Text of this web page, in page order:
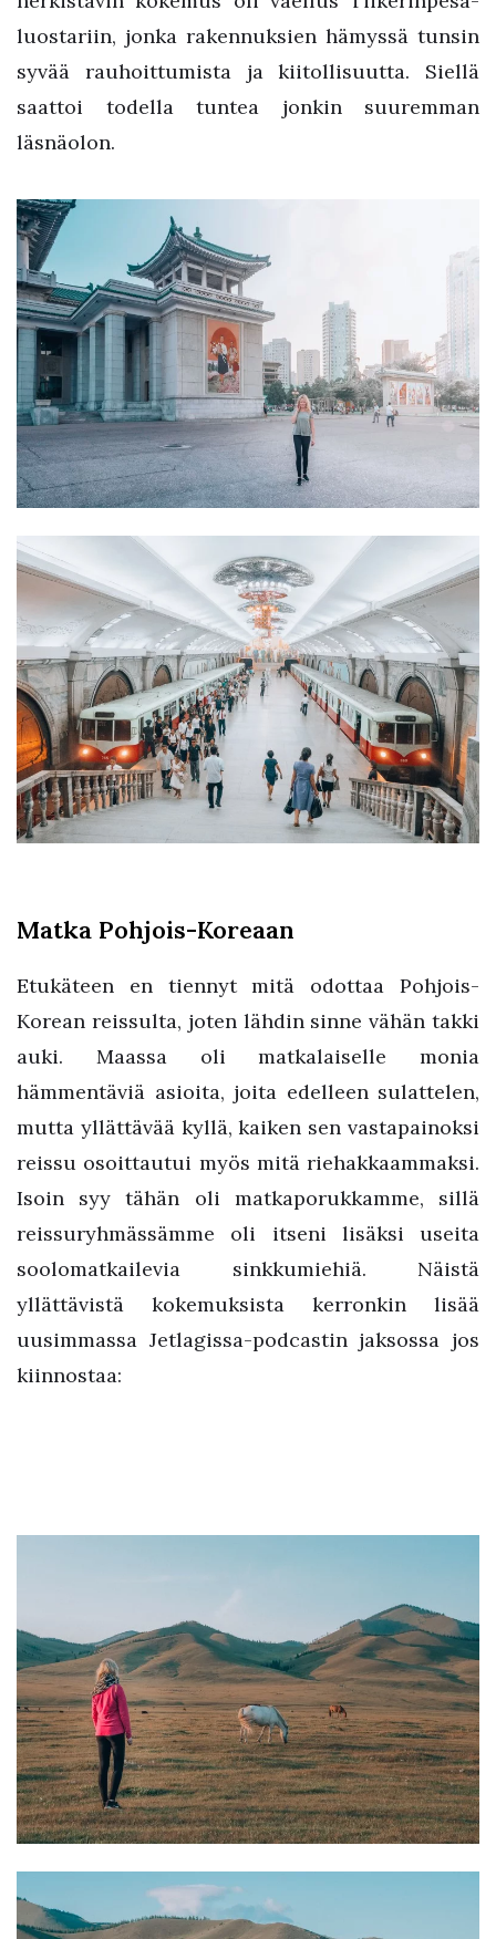
luostariin, jonka rakennuksien hämyssä tunsin
syvää rauhoittumista ja kiitollisuutta. Siellä
saattoi todella tuntea jonkin suuremman
läsnäolon.
Matka Pohjois-Koreaan
Etukäteen en tiennyt mitä odottaa Pohjois-
Korean reissulta, joten lähdin sinne vähän takki
auki. Maassa oli matkalaiselle monia
hämmentäviä asioita, joita edelleen sulattelen,
mutta yllättävää kyllä, kaiken sen vastapainoksi
reissu osoittautui myös mitä riehakkaammaksi.
Isoin syy tähän oli matkaporukkamme, sillä
reissuryhmässämme oli itseni lisäksi useita
soolomatkailevia sinkkumiehiä. Näistä
yllättävistä kokemuksista kerronkin lisää
uusimmassa Jetlagissa-podcastin jaksossa jos
kiinnostaa: